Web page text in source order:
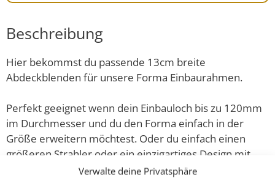
Verwalte deine Privatsphäre
Beschreibung
Hier bekommst du passende 13cm breite
Abdeckblenden für unsere Forma Einbaurahmen.
Perfekt geeignet wenn dein Einbauloch bis zu 120mm
im Durchmesser und du den Forma einfach in der
Größe erweitern möchtest. Oder du einfach einen
größeren Strahler oder ein einzigartiges Design mit
zwei Farben haben möchtest.